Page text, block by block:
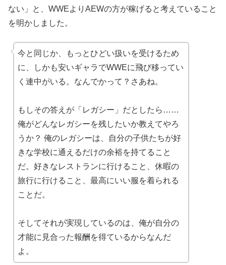
ない」と、WWEよりAEWの方が稼げると考えていること
を明かしました。
今と同じか、もっとひどい扱いを受けるため
に、しかも安いギャラでWWEに飛び移ってい
く連中がいる。なんでかって？さあね。
もしその答えが「レガシー」だとしたら……
俺がどんなレガシーを残したいか教えてやろ
うか？ 俺のレガシーは、自分の子供たちが好
きな学校に通えるだけの余裕を持てること
だ。好きなレストランに行けること、休暇の
旅行に行けること、最高にいい服を着られる
ことだ。
そしてそれが実現しているのは、俺が自分の
才能に見合った報酬を得ているからなんだ
よ。